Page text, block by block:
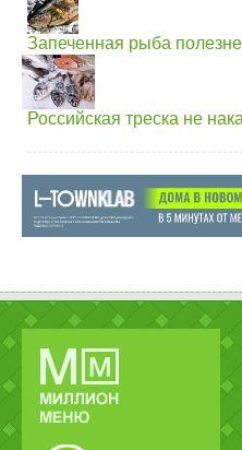
Запеченная рыба
Российская треска не